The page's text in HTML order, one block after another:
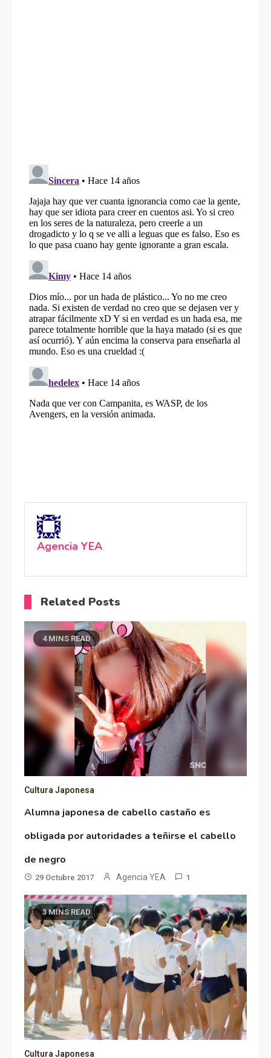
Agencia YEA
Related Posts
4 MINS READ
Cultura Japonesa
Alumna japonesa de cabello castaño es
obligada por autoridades a teñirse el cabello
de negro
29 Octubre 2017 Agencia YEA 1
3 MINS READ
Cultura Japonesa